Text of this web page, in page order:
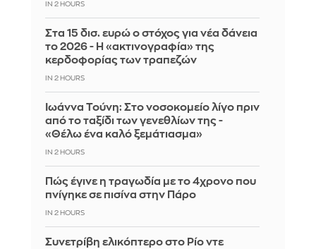
IN 2 HOURS
Στα 15 δισ. ευρώ ο στόχος για νέα δάνεια
το 2026 - Η «ακτινογραφία» της
κερδοφορίας των τραπεζών
IN 2 HOURS
Ιωάννα Τούνη: Στο νοσοκομείο λίγο πριν
από το ταξίδι των γενεθλίων της -
«Θέλω ένα καλό ξεμάτιασμα»
IN 2 HOURS
Πώς έγινε η τραγωδία με το 4χρονο που
πνίγηκε σε πισίνα στην Πάρο
IN 2 HOURS
Συνετρίβη ελικόπτερο στο Ρίο ντε